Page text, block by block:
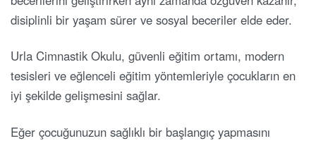
disiplinli bir yaşam sürer ve sosyal beceriler elde eder.
Urla Cimnastik Okulu, güvenli eğitim ortamı, modern
tesisleri ve eğlenceli eğitim yöntemleriyle çocukların en
iyi şekilde gelişmesini sağlar.
Eğer çocuğunuzun sağlıklı bir başlangıç yapmasını